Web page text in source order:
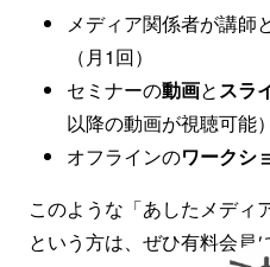
メディア関係者が講師
（月1回）
セミナーの動画とスラ
以降の動画が視聴可能）
オフラインのワークシ
このような「あしたメディ
という方は、ぜひ有料会員